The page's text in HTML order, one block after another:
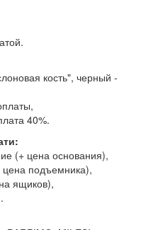
кость", черный -
40%.
(+ цена основания),
подъемника),
ящиков),